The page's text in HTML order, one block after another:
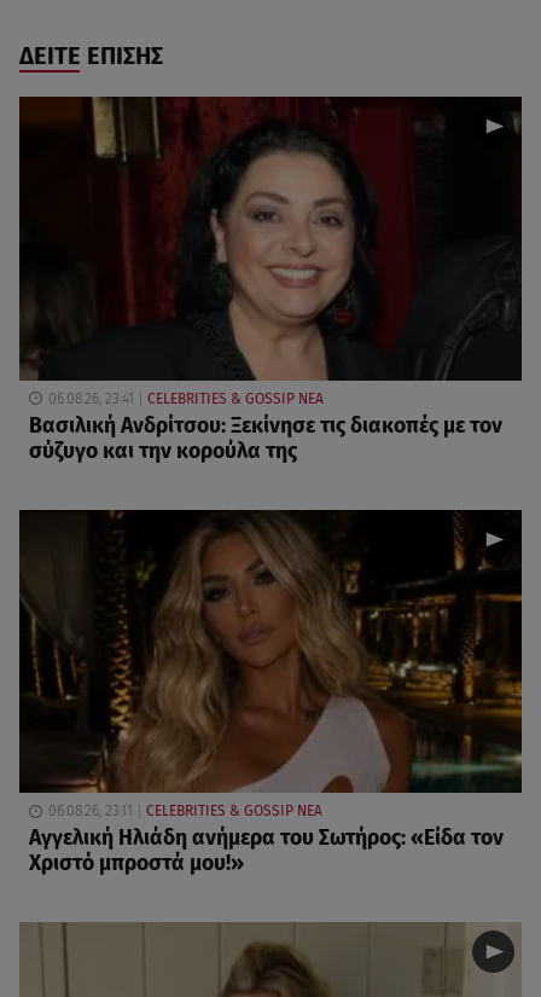
ΔΕΙΤΕ ΕΠΙΣΗΣ
06.08.26, 23:41 CELEBRITIES & GOSSIP ΝΕΑ
Βασιλική Ανδρίτσου: Ξεκίνησε τις διακοπές με τον
σύζυγο και την κορούλα της
06.08.26, 23:11 CELEBRITIES & GOSSIP ΝΕΑ
Αγγελική Ηλιάδη ανήμερα του Σωτήρος: «Είδα τον
Χριστό μπροστά μου!»